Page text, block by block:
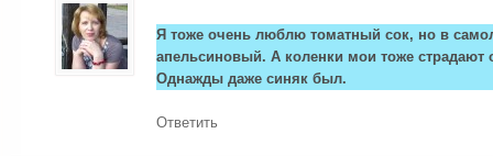
Я тоже очень люблю томатный сок, но в
апельсиновый. А коленки мои тоже страдают
Однажды даже синяк был.
Ответить